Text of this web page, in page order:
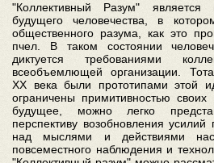
"Коллективный Разум" является
будущего человечества, в
общественного разума, как это
пчел. В таком состоянии
диктуется требованиями
всеобъемлющей организации.
XX века были прототипами этой
ограничены примитивностью
будущее, можно легко
перспективу возобновления усилий
над мыслями и действиями
повсеместного наблюдения и